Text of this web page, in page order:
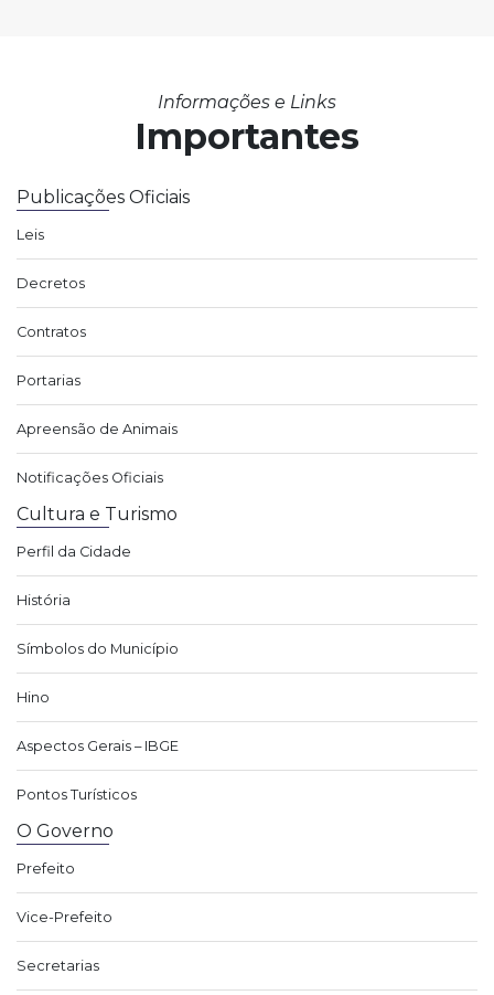
Informações e Links
Importantes
Publicações Oficiais
Leis
Decretos
Contratos
Portarias
Apreensão de Animais
Notificações Oficiais
Cultura e Turismo
Perfil da Cidade
História
Símbolos do Município
Hino
Aspectos Gerais – IBGE
Pontos Turísticos
O Governo
Prefeito
Vice-Prefeito
Secretarias